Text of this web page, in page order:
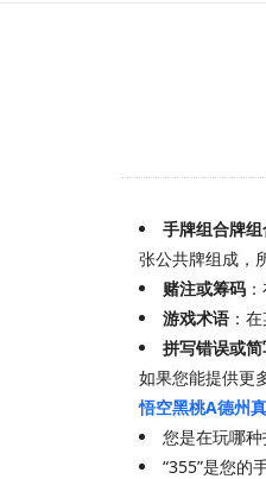
手牌组合牌
张公共牌组成，
赌注或筹码
游戏术语 ：
拼写错误或
如果您能提供更
悟空黑桃A德州
您是在玩哪
“355”是您的